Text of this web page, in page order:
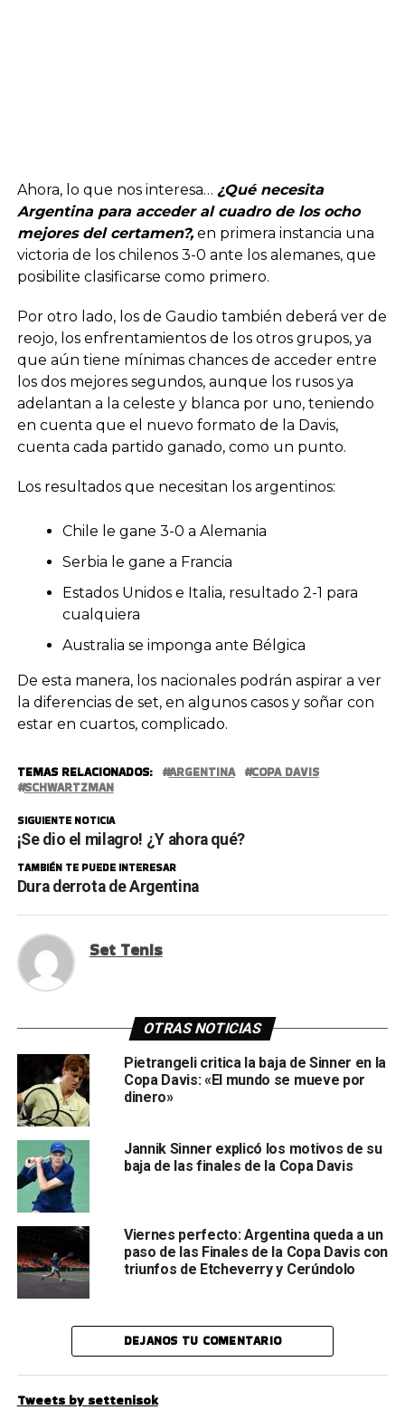
Ahora, lo que nos interesa… ¿Qué necesita
Argentina para acceder al cuadro de los ocho
mejores del certamen?,en primera instancia una
victoria de los chilenos 3-0 ante los alemanes, que
posibilite clasificarse como primero.
Por otro lado, los de Gaudio también deberá ver de
reojo, los enfrentamientos de los otros grupos, ya
que aún tiene mínimas chances de acceder entre
los dos mejores segundos, aunque los rusos ya
adelantan a la celeste y blanca por uno, teniendo
en cuenta que el nuevo formato de la Davis,
cuenta cada partido ganado, como un punto.
Los resultados que necesitan los argentinos:
Chile le gane 3-0 a Alemania
Serbia le gane a Francia
Estados Unidos e Italia, resultado 2-1 para
cualquiera
Australia se imponga ante Bélgica
De esta manera, los nacionales podrán aspirar a ver
la diferencias de set, en algunos casos y soñar con
estar en cuartos, complicado.
TEMAS RELACIONADOS: ARGENTINA
COPA DAVIS
SCHWARTZMAN
SIGUIENTE NOTICIA
¡Se dio el milagro! ¿Y ahora qué?
TAMBIÉN TE PUEDE INTERESAR
Dura derrota de Argentina
Set Tenis
OTRAS NOTICIAS
Pietrangeli critica la baja de Sinner en la
Copa Davis: «El mundo se mueve por
dinero»
Jannik Sinner explicó los motivos de su
baja de las finales de la Copa Davis
Viernes perfecto: Argentina queda a un
paso de las Finales de la Copa Davis con
triunfos de Etcheverry y Cerúndolo
DEJANOS TU COMENTARIO
Tweets by settenisok